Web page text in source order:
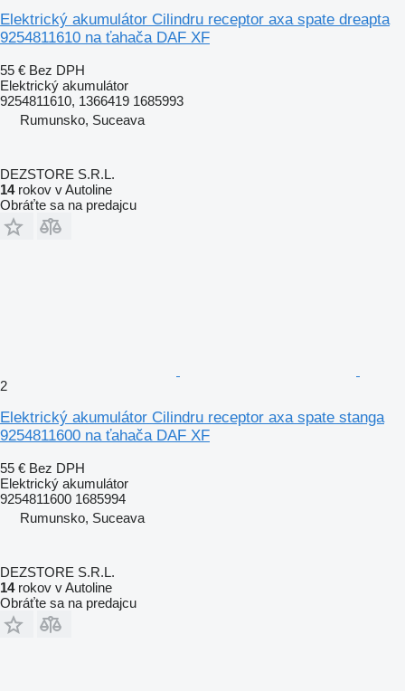
Elektrický akumulátor Cilindru receptor axa spate dreapta
9254811610 na ťahača DAF XF
55 € Bez DPH
Elektrický akumulátor
9254811610, 1366419 1685993
Rumunsko, Suceava
DEZSTORE S.R.L.
14rokov v Autoline
Obráťte sa na predajcu
2
Elektrický akumulátor Cilindru receptor axa spate stanga
9254811600 na ťahača DAF XF
55 € Bez DPH
Elektrický akumulátor
9254811600 1685994
Rumunsko, Suceava
DEZSTORE S.R.L.
14rokov v Autoline
Obráťte sa na predajcu